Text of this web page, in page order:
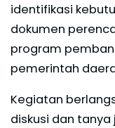
identifikasi
dokumen
program
pemerintah
Kegiatan
diskusi dan